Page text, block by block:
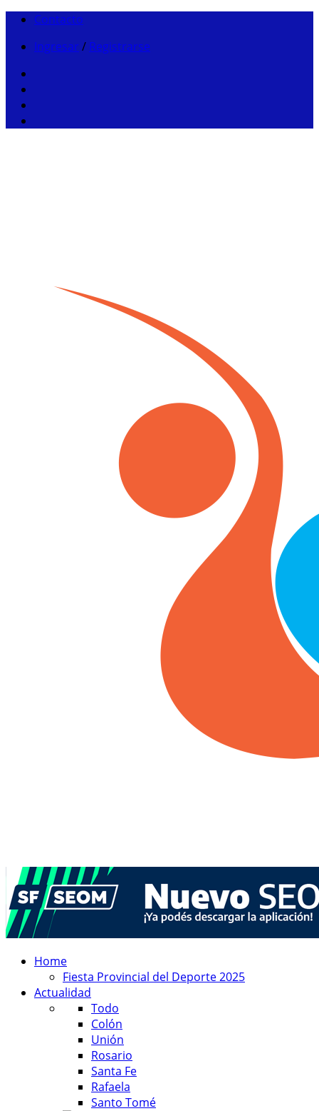
Contacto
Ingresar / Registrarse
Home
Fiesta Provincial del Deporte 2025
Actualidad
Todo
Colón
Unión
Rosario
Santa Fe
Rafaela
Santo Tomé